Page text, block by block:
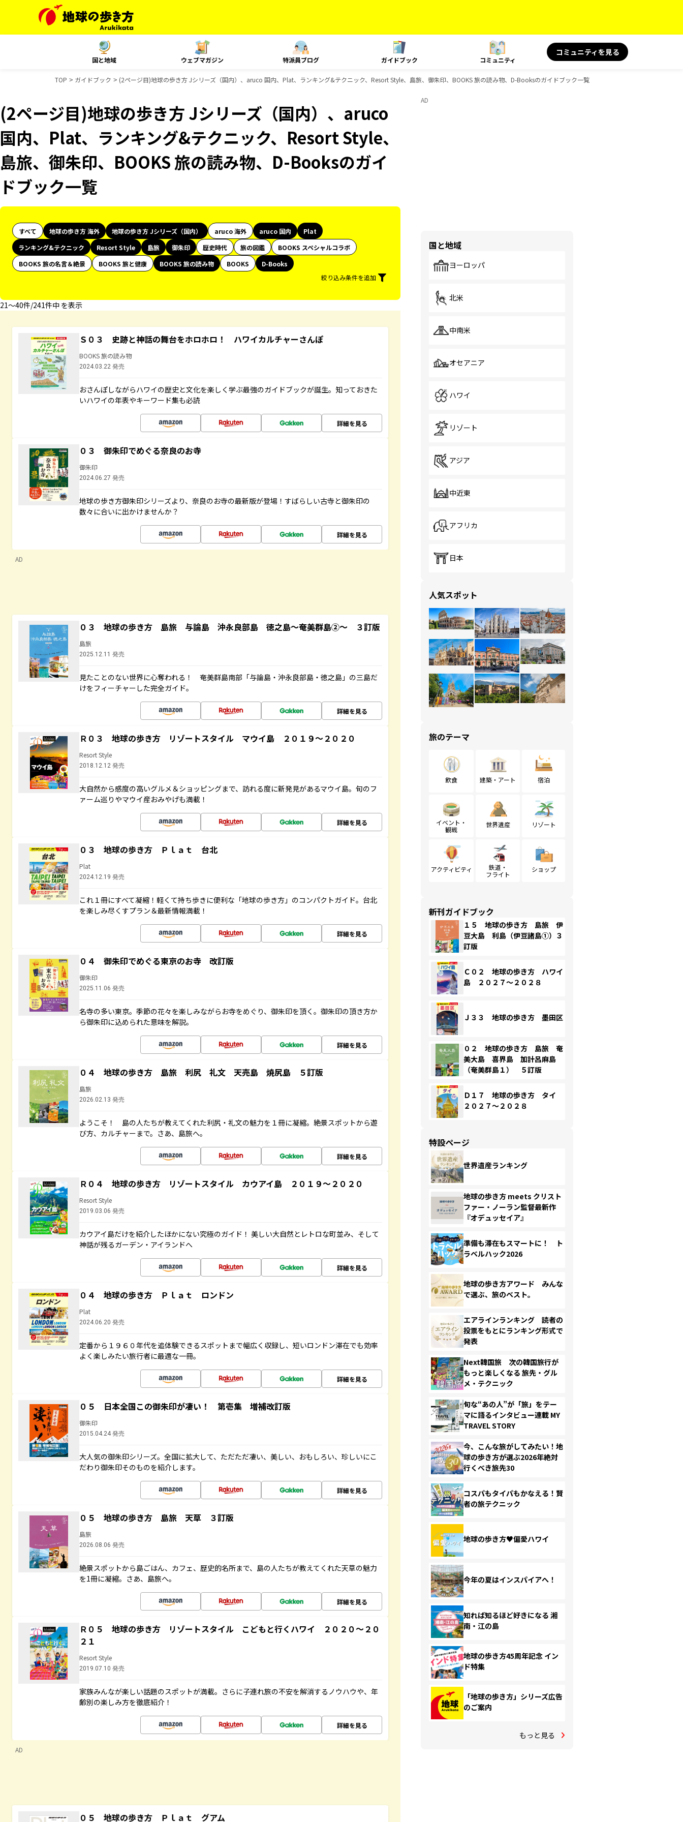
国と地域 ウェブマガジン 特派員ブログ ガイドブック コミュニティ
コミュニティを見る
TOP ガイドブック (2ページ目)地球の歩き方 Jシリーズ（国内）、aruco 国内、Plat、ランキング&テクニック、Resort Style、島旅、御朱印、BOOKS 旅の読み物、D-Booksのガイドブック一覧
(2ページ目)地球の歩き方 Jシリーズ（国内）、aruco
国内、Plat、ランキング&テクニック、Resort Style、
島旅、御朱印、BOOKS 旅の読み物、D-Booksのガイ
ドブック一覧
すべて 地球の歩き方 海外 地球の歩き方 Jシリーズ（国内） aruco 海外 aruco 国内
Plat
ランキング&テクニック
Resort Style 島旅 御朱印 歴史時代 旅の図鑑
BOOKS スペシャルコラボ
BOOKS 旅の名言＆絶景
BOOKS 旅と健康 BOOKS 旅の読み物 BOOKS
D-Books
絞り込み条件を追加
21〜40件/241件中 を表示
Ｓ０３ 史跡と神話の舞台をホロホロ！ ハワイカルチャーさんぽ
BOOKS 旅の読み物
2024.03.22 発売
おさんぽしながらハワイの歴史と文化を楽しく学ぶ最強のガイドブックが誕生。知っておきた
いハワイの年表やキーワード集も必読
詳細を見る
０３ 御朱印でめぐる奈良のお寺
御朱印
2024.06.27 発売
地球の歩き方御朱印シリーズより、奈良のお寺の最新版が登場！すばらしい古寺と御朱印の
数々に合いに出かけませんか？
詳細を見る
AD
０３ 地球の歩き方 島旅 与論島 沖永良部島 徳之島～奄美群島②～ ３訂版
島旅
2025.12.11 発売
見たことのない世界に心奪われる！ 奄美群島南部「与論島・沖永良部島・徳之島」の三島だ
けをフィーチャーした完全ガイド。
詳細を見る
Ｒ０３ 地球の歩き方 リゾートスタイル マウイ島 ２０１９～２０２０
Resort Style
2018.12.12 発売
大自然から感度の高いグルメ＆ショッピングまで、訪れる度に新発見があるマウイ島。旬のフ
ァーム巡りやマウイ産おみやげも満載！
詳細を見る
０３ 地球の歩き方 Ｐｌａｔ 台北
Plat
2024.12.19 発売
これ１冊にすべて凝縮！軽くて持ち歩きに便利な「地球の歩き方」のコンパクトガイド。台北
を楽しみ尽くすプラン＆最新情報満載！
詳細を見る
０４ 御朱印でめぐる東京のお寺 改訂版
御朱印
2025.11.06 発売
名寺の多い東京。季節の花々を楽しみながらお寺をめぐり、御朱印を頂く。御朱印の頂き方か
ら御朱印に込められた意味を解説。
詳細を見る
０４ 地球の歩き方 島旅 利尻 礼文 天売島 焼尻島 ５訂版
島旅
2026.02.13 発売
ようこそ！ 島の人たちが教えてくれた利尻・礼文の魅力を１冊に凝縮。絶景スポットから遊
び方、カルチャーまで。さあ、島旅へ。
詳細を見る
Ｒ０４ 地球の歩き方 リゾートスタイル カウアイ島 ２０１９～２０２０
Resort Style
2019.03.06 発売
カウアイ島だけを紹介したほかにない究極のガイド！ 美しい大自然とレトロな町並み、そして
神話が残るガーデン・アイランドへ
詳細を見る
０４ 地球の歩き方 Ｐｌａｔ ロンドン
Plat
2024.06.20 発売
定番から１９６０年代を追体験できるスポットまで幅広く収録し、短いロンドン滞在でも効率
よく楽しみたい旅行者に最適な一冊。
詳細を見る
０５ 日本全国この御朱印が凄い！ 第壱集 増補改訂版
御朱印
2015.04.24 発売
大人気の御朱印シリーズ。全国に拡大して、ただただ凄い、美しい、おもしろい、珍しいにこ
だわり御朱印そのものを紹介します。
詳細を見る
０５ 地球の歩き方 島旅 天草 ３訂版
島旅
2026.08.06 発売
絶景スポットから島ごはん、カフェ、歴史的名所まで、島の人たちが教えてくれた天草の魅力
を1冊に凝縮。さあ、島旅へ。
詳細を見る
Ｒ０５ 地球の歩き方 リゾートスタイル こどもと行くハワイ ２０２０～２０
２１
Resort Style
2019.07.10 発売
家族みんなが楽しい話題のスポットが満載。さらに子連れ旅の不安を解消するノウハウや、年
齢別の楽しみ方を徹底紹介！
詳細を見る
AD
０５ 地球の歩き方 Ｐｌａｔ グアム
AD
国と地域
ヨーロッパ
北米
中南米
オセアニア
ハワイ
リゾート
アジア
中近東
アフリカ
日本
人気スポット
旅のテーマ
飲食 建築・アート 宿泊
イベント・
観戦
世界遺産 リゾート
アクティビティ
鉄道・
フライト
ショップ
新刊ガイドブック
１５ 地球の歩き方 島旅 伊
豆大島 利島（伊豆諸島①）３
訂版
Ｃ０２ 地球の歩き方 ハワイ
島 ２０２７～２０２８
Ｊ３３ 地球の歩き方 墨田区
０２ 地球の歩き方 島旅 奄
美大島 喜界島 加計呂麻島
（奄美群島１） ５訂版
Ｄ１７ 地球の歩き方 タイ
２０２７～２０２８
特設ページ
世界遺産ランキング
地球の歩き方 meets クリスト
ファー・ノーラン監督最新作
『オデュッセイア』
準備も滞在もスマートに！ ト
ラベルハック2026
地球の歩き方アワード みんな
で選ぶ、旅のベスト。
エアラインランキング 読者の
投票をもとにランキング形式で
発表
Next韓国旅 次の韓国旅行が
もっと楽しくなる 旅先・グル
メ・テクニック
旬な“あの人”が「旅」をテー
マに語るインタビュー連載 MY
TRAVEL STORY
今、こんな旅がしてみたい！地
球の歩き方が選ぶ2026年絶対
行くべき旅先30
コスパもタイパもかなえる！賢
者の旅テクニック
地球の歩き方♥偏愛ハワイ
今年の夏はインスパイアへ！
知れば知るほど好きになる 湘
南・江の島
地球の歩き方45周年記念 イン
ド特集
「地球の歩き方」シリーズ広告
のご案内
もっと見る